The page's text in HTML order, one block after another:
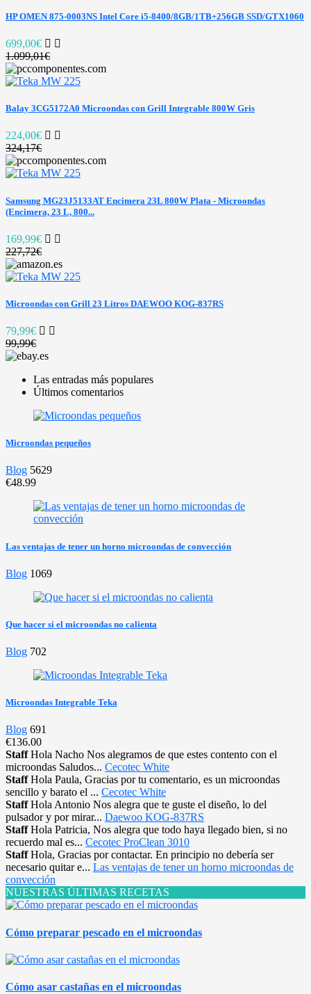
HP OMEN 875-0003NS Intel Core i5-8400/8GB/1TB+256GB SSD/GTX1060
699,00€
1.099,01€
Balay 3CG5172A0 Microondas con Grill Integrable 800W Gris
224,00€
324,17€
Samsung MG23J5133AT Encimera 23L 800W Plata - Microondas
(Encimera, 23 L, 800...
169,99€
227,72€
Microondas con Grill 23 Litros DAEWOO KOG-837RS
79,99€
99,99€
Las entradas más populares
Últimos comentarios
Microondas pequeños
Blog 5629
€48.99
Las ventajas de tener un horno microondas de convección
Blog 1069
Que hacer si el microondas no calienta
Blog 702
Microondas Integrable Teka
Blog 691
€136.00
StaffHola Nacho Nos alegramos de que estes contento con el
microondas Saludos... Cecotec White
StaffHola Paula, Gracias por tu comentario, es un microondas
sencillo y barato el ... Cecotec White
StaffHola Antonio Nos alegra que te guste el diseño, lo del
pulsador y por mirar... Daewoo KOG-837RS
StaffHola Patricia, Nos alegra que todo haya llegado bien, si no
recuerdo mal es... Cecotec ProClean 3010
StaffHola, Gracias por contactar. En principio no debería ser
necesario quitar e... Las ventajas de tener un horno microondas de
convección
NUESTRAS ÚLTIMAS RECETAS
Cómo preparar pescado en el microondas
Cómo asar castañas en el microondas